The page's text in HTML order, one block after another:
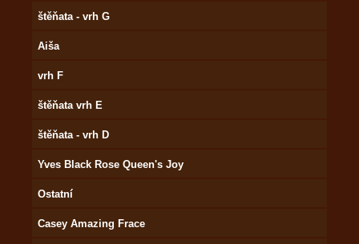
štěňata - vrh G
Aiša
vrh F
štěňata vrh E
štěňata - vrh D
Yves Black Rose Queen's Joy
Ostatní
Casey Amazing Frace